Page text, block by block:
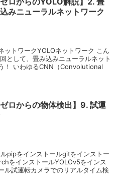
みニューラルネットワーク
ットワークYOLOネットワーク こん
として、畳み込みニューラルネット
！ いわゆるCNN（Convolutional
ゼロからの物体検出】9. 試運
pipをインストールgitをインストー
をインストールYOLOv5をインス
ル試運転カメラでのリアルタイム検